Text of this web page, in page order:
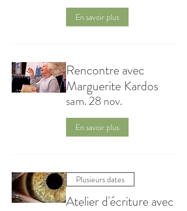
En savoir plus
Rencontre avec
Marguerite Kardos
sam. 28 nov.
En savoir plus
Plusieurs dates
Atelier d'écriture avec